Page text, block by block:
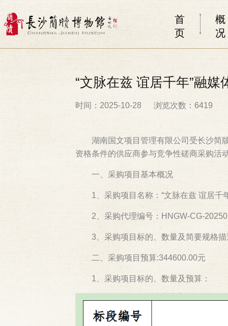
首
页
概
况
“文脉在兹 谊居千年”融
时间：2025-10-28 浏览次数：6419
湖南国文项目管理有限公司受长沙简牍
资格条件的供应商参与竞争性磋商采购活
一、采购项目基本概况
1、采购项目名称：“文脉在兹 谊居千
2、采购代理编号：HNGW-CG-
3、采购项目标的、数量及简要规格描
二、采购项目预算:344600.00元
1、采购项目标的、数量及预算：